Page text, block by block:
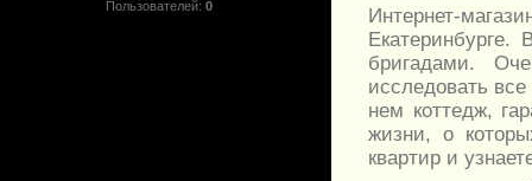
Пользователей:0
Интернет-
бригадами.
исследовать
нем коттедж,
жизни, о
квартир и